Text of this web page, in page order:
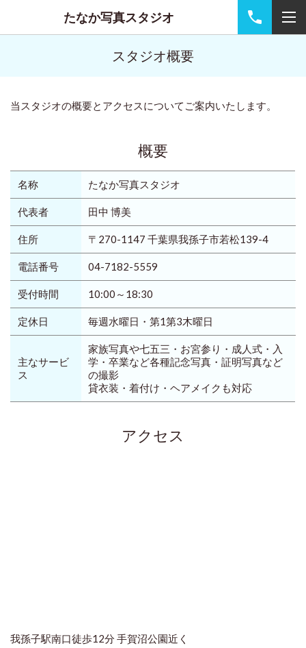
たなか写真スタジオ
スタジオ概要
当スタジオの概要とアクセスについてご案内いたします。
概要
名称 たなか写真スタジオ
代表者 田中 博美
住所 〒270-1147 千葉県我孫子市若松139-4
電話番号 04-7182-5559
受付時間 10:00～18:30
定休日 毎週水曜日・第1第3木曜日
主なサービ
ス
家族写真や七五三・お宮参り・成人式・入
学・卒業など各種記念写真・証明写真など
の撮影
貸衣装・着付け・ヘアメイクも対応
アクセス
我孫子駅南口徒歩12分 手賀沼公園近く